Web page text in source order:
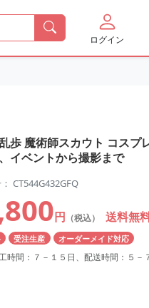
ログイン
歩 魔術師スカウト コスプ
イベントから撮影まで
CT544G432GFQ
円 （税込） 送料無
受注生産 オーダーメイド対応
時間：７－１５日、配送時間：５